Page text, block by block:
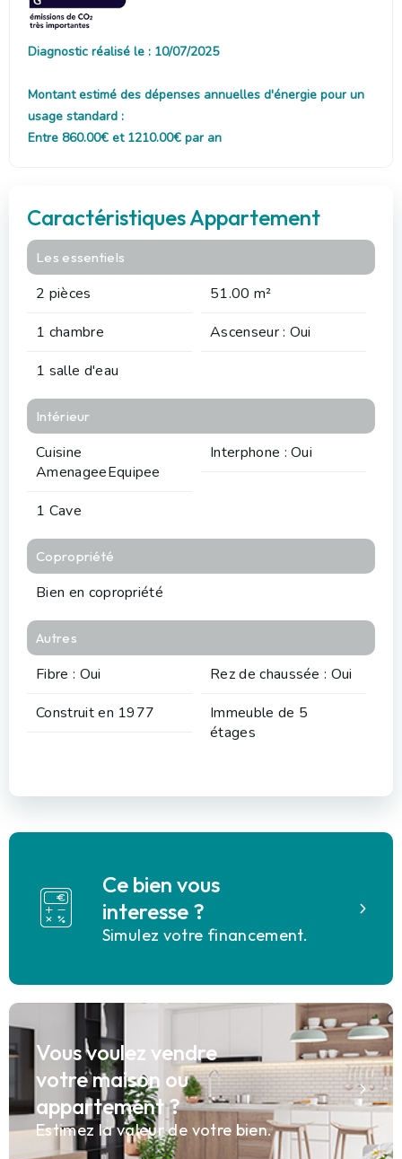
Diagnostic réalisé le : 10/07/2025
Montant estimé des dépenses annuelles d'énergie pour un
usage standard :
Entre 860.00€ et 1210.00€ par an
Caractéristiques Appartement
Les essentiels
2 pièces
51.00 m²
1 chambre
Ascenseur : Oui
1 salle d'eau
Intérieur
Cuisine
AmenageeEquipee
Interphone : Oui
1 Cave
Copropriété
Bien en copropriété
Autres
Fibre : Oui
Rez de chaussée : Oui
Construit en 1977
Immeuble de 5
étages
Ce bien vous
interesse ?
Simulez votre financement.
Vous voulez vendre
votre maison ou
appartement ?
Estimez la valeur de votre bien.